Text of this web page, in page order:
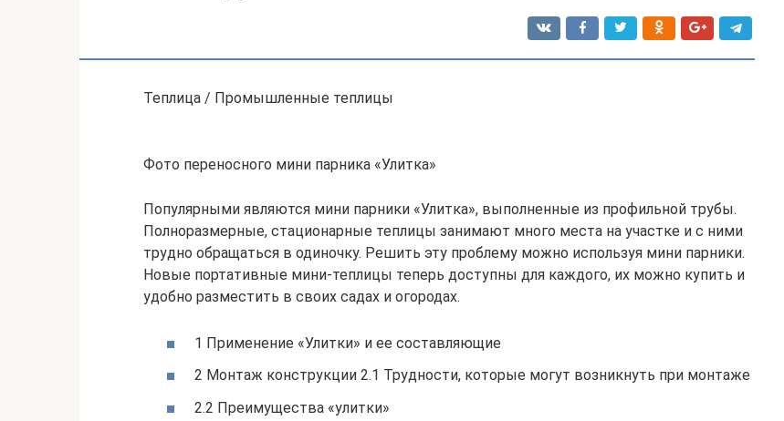
Теплица / Промышленные теплицы
Фото переносного мини парника «Улитка»
Популярными являются мини парники «Улитка», выполненные из профильной трубы.
Полноразмерные, стационарные теплицы занимают много места на участке и с ними
трудно обращаться в одиночку. Решить эту проблему можно используя мини парники.
Новые портативные мини-теплицы теперь доступны для каждого, их можно купить и
удобно разместить в своих садах и огородах.
1 Применение «Улитки» и ее составляющие
2 Монтаж конструкции 2.1 Трудности, которые могут возникнуть при монтаже
2.2 Преимущества «улитки»